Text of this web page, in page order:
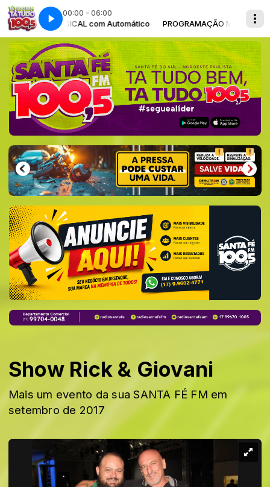
00:00 - 06:00
MUSICAL com Automático PROGRAMAÇÃO MUSICAL com
Show Rick & Giovani
Mais um evento da sua SANTA FÉ FM em
setembro de 2017